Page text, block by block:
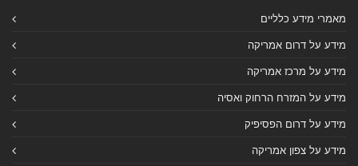
מאמרי מידע כלליים
מידע על דרום אמריקה
מידע על מרכז אמריקה
מידע על המזרח הרחוק ואסיה
מידע על דרום הפסיפיק
מידע על צפון אמריקה